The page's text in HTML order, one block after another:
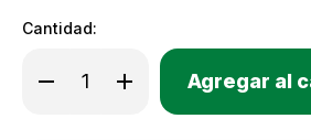
Cantidad:
Disminuir Aumentar
la
cantidad
Only
Existencias
actuales: